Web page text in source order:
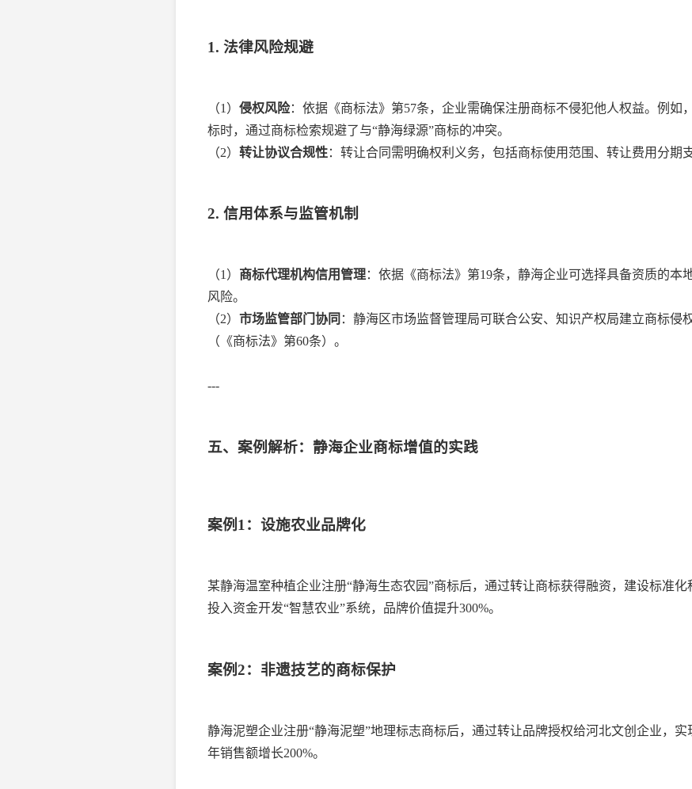
1. 法律风险规避
（1） 侵权风险：依据《商标法》第57条，企业需确保注册商标不侵犯他人权益。例如
标时，通过商标检索规避了与“静海绿源”商标的冲突。
（2） 转让协议合规性：转让合同需明确权利义务，包括商标使用范围、转让费用分期
2. 信用体系与监管机制
（1） 商标代理机构信用管理：依据《商标法》第19条，静海企业可选择具备资质的本
风险。
（2） 市场监管部门协同 ：静海区市场监督管理局可联合公安、知识产权局建立商标侵
（《商标法》第60条）。
---
五、案例解析：静海企业商标增值的实践
案例1：设施农业品牌化
某静海温室种植企业注册“静海生态农园”商标后，通过转让商标获得融资，建设标准
投入资金开发“智慧农业”系统，品牌价值提升300%。
案例2：非遗技艺的商标保护
静海泥塑企业注册“静海泥塑”地理标志商标后，通过转让品牌授权给河北文创企业，实
年销售额增长200%。